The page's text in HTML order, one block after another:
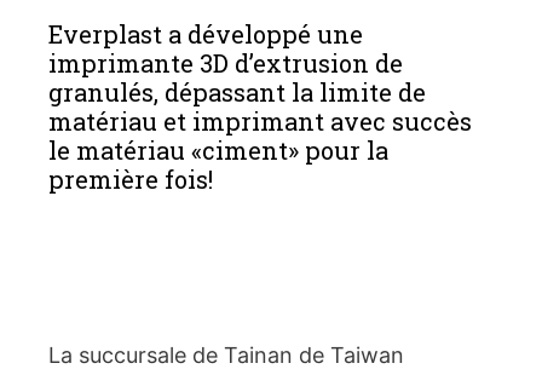
Everplast a développé une
imprimante 3D d’extrusion de
granulés, dépassant la limite de
matériau et imprimant avec succès
le matériau «ciment» pour la
première fois!
La succursale de Tainan de Taiwan